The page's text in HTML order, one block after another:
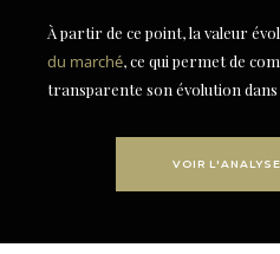
À partir de ce point, la valeur
du marché, ce qui permet de
transparente son évolution dans
VOIR